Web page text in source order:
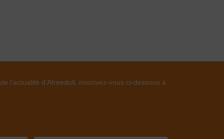
l’actualité d’Afreedoll, inscrivez-vous ci-dessous à